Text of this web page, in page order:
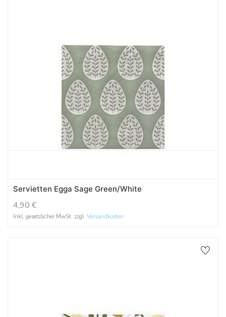
Servietten Egga Sage Green/White
4,90 €
Inkl. gesetzlicher MwSt. zzgl. Versandkosten